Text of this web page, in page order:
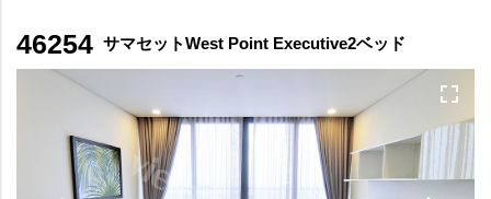
46254 サマセットWest Point Executive2ベッド